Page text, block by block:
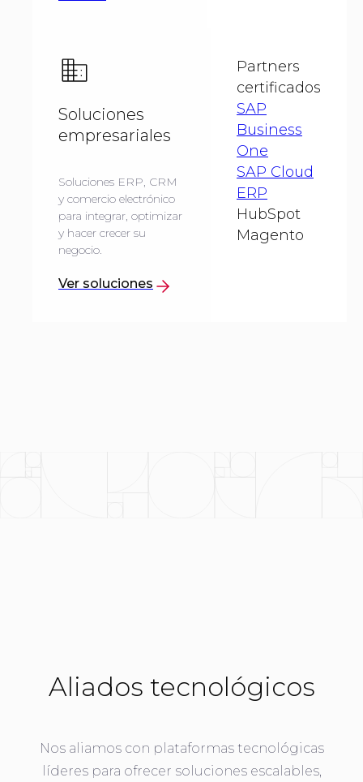
Soluciones
empresariales
Soluciones ERP, CRM
y comercio electrónico
para integrar, optimizar
y hacer crecer su
negocio.
Ver soluciones
Partners
certificados
SAP
Business
One
SAP Cloud
ERP
HubSpot
Magento
Aliados tecnológicos
Nos aliamos con plataformas tecnológicas
líderes para ofrecer soluciones escalables,